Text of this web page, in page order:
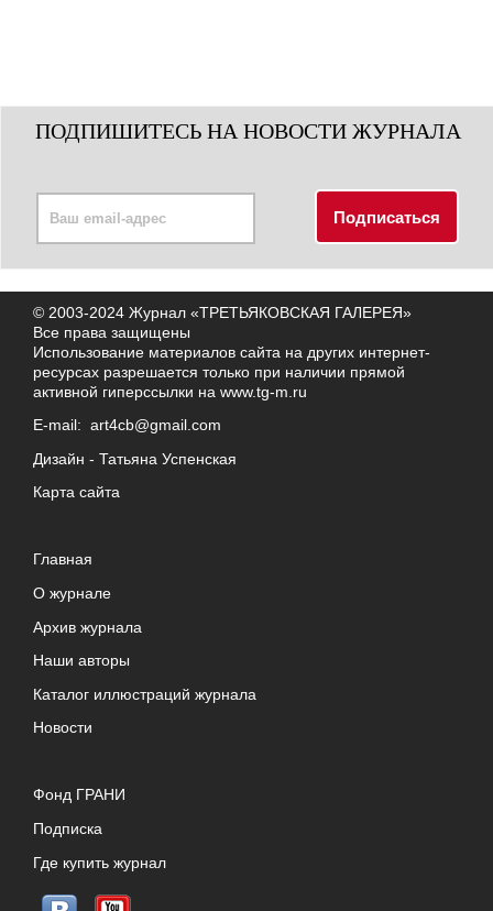
ПОДПИШИТЕСЬ НА НОВОСТИ ЖУРНАЛА
© 2003-2024 Журнал «ТРЕТЬЯКОВСКАЯ ГАЛЕРЕЯ»
Все права защищены
Использование материалов сайта на других интернет-
ресурсах разрешается только при наличии прямой
активной гиперссылки на www.tg-m.ru
E-mail: art4cb@gmail.com
Дизайн - Татьяна Успенская
Карта сайта
Главная
О журнале
Архив журнала
Наши авторы
Каталог иллюстраций журнала
Новости
Фонд ГРАНИ
Подписка
Где купить журнал